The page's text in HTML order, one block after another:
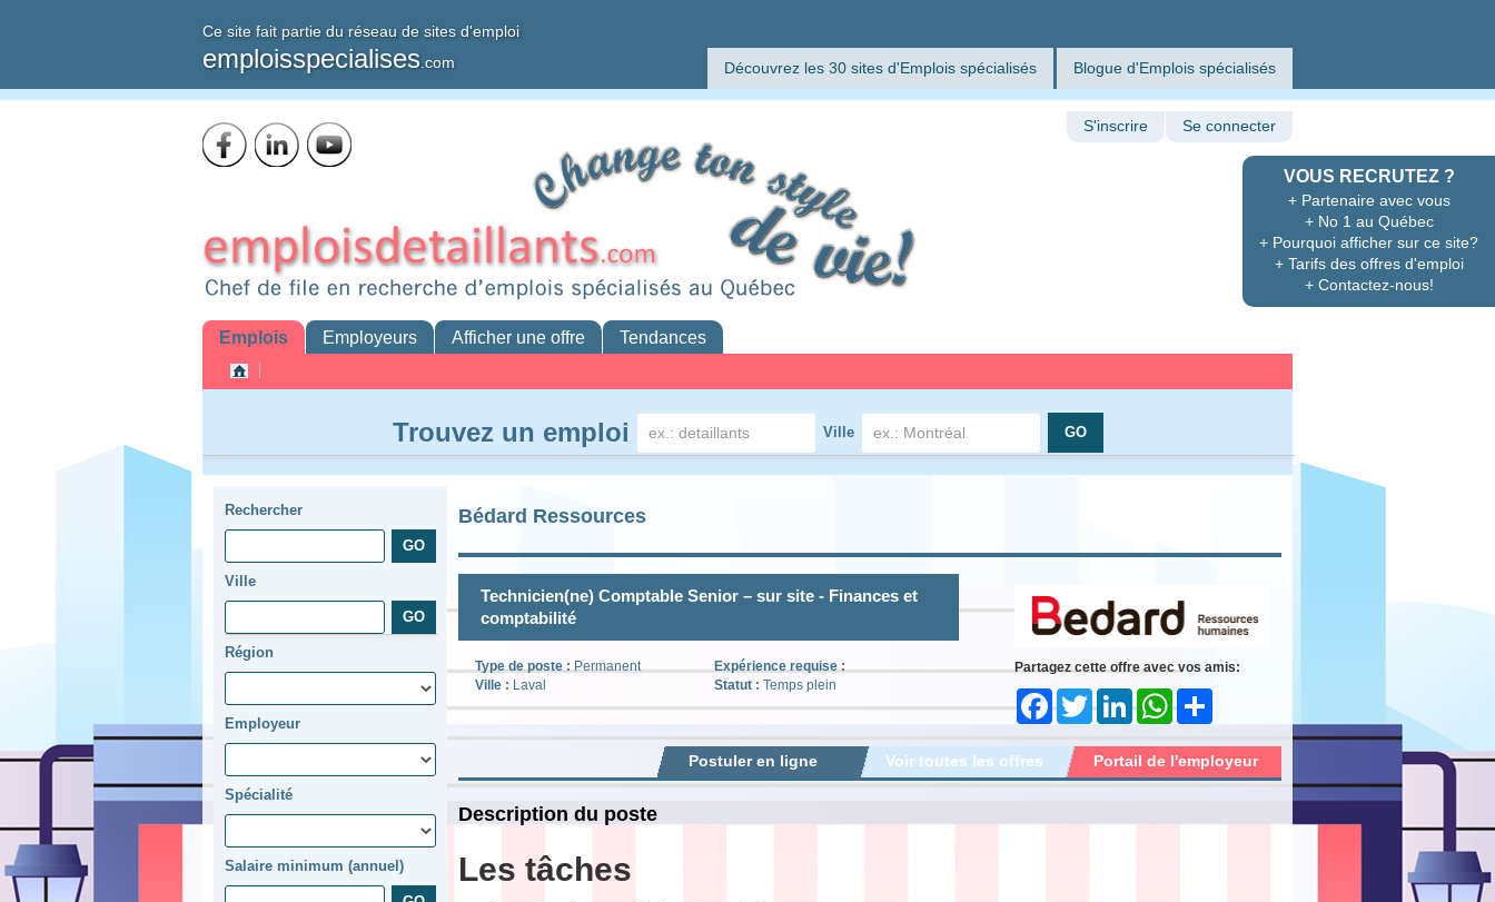
Ce site fait partie du réseau de sites d'emploi
emploisspecialises .com Découvrez les 30 sites d'Emplois spécialisés Blogue d'Emplois spécialisés
VOUS RECRUTEZ ?
+ Partenaire avec vous
+ No 1 au Québec
+ Pourquoi afficher sur ce site?
+ Tarifs des offres d'emploi
+ Contactez-nous!
S'inscrire Se connecter
Emplois Employeurs Afficher une offre Tendances
Trouvez un emploi Ville
Rechercher
Ville
Région
Employeur
Spécialité
Salaire minimum (annuel)
Bédard Ressources
Technicien(ne) Comptable Senior – sur site - Finances et
comptabilité
Type de poste :Permanent
Ville : Laval
Expérience requise :
Statut : Temps plein
Partagez cette offre avec vos amis:
FacebookTwitter LinkedInWhatsApp
Portail de l'employeur
Voir toutes les offres
Postuler en ligne
Description du poste
Les tâches